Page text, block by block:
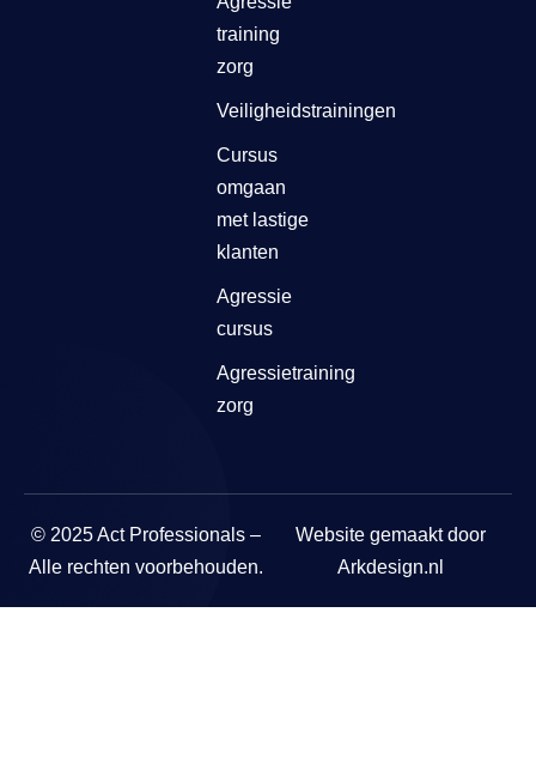
training
zorg
Veiligheidstrainingen
Cursus
omgaan
met lastige
klanten
Agressie
cursus
Agressietraining
zorg
© 2025 Act Professionals –
Alle rechten voorbehouden.
Website gemaakt door
Arkdesign.nl